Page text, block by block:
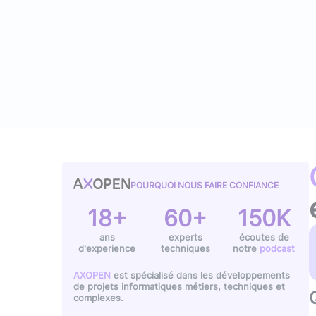
POURQUOI NOUS FAIRE CONFIANCE
18+
ans
d'experience
60+
experts
techniques
150K
écoutes de
notre podcast
AXOPEN est spécialisé dans les développements
de projets informatiques métiers, techniques et
complexes.